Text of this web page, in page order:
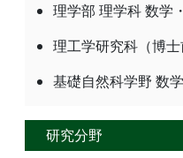
理学部 理学科 数学
理工学研究科（博
基礎自然科学野 数
研究分野